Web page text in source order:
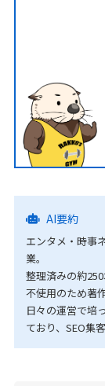
AI要約
エンタメ・時事
業。
整理済みの約
不使用のため著
日々の運営で培
ており、SEO集